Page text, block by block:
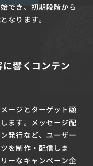
でき、初期段階から
なります。
響くコンテン
ージとターゲット顧
ます。メッセージ配
発行など、ユーザー
を制作・配信しま
ーなキャンペーン企